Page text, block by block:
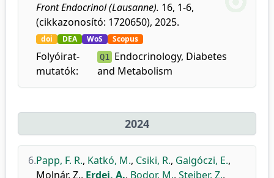
Front Endocrinol (Lausanne). 16, 1-6,
(cikkazonosító: 1720650), 2025.
doi DEA WoS Scopus
Folyóirat-
mutatók:
Q1
Endocrinology, Diabetes
and Metabolism
2024
6.Papp, F. R., Katkó, M., Csiki, R., Galgóczi, E.,
Molnár, Z., Erdei, A., Bodor, M., Steiber, Z.,